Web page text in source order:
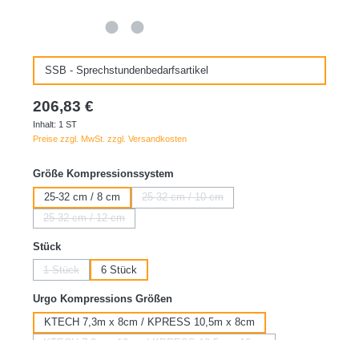
SSB - Sprechstundenbedarfsartikel
206,83 €
Inhalt: 1 ST
Preise zzgl. MwSt. zzgl. Versandkosten
Größe Kompressionssystem
25-32 cm / 8 cm
25-32 cm / 10 cm
25-32 cm / 12 cm
Stückauswählen
1 Stück
6 Stück
Urgo Kompressions Größenauswählen
KTECH 7,3m x 8cm / KPRESS 10,5m x 8cm